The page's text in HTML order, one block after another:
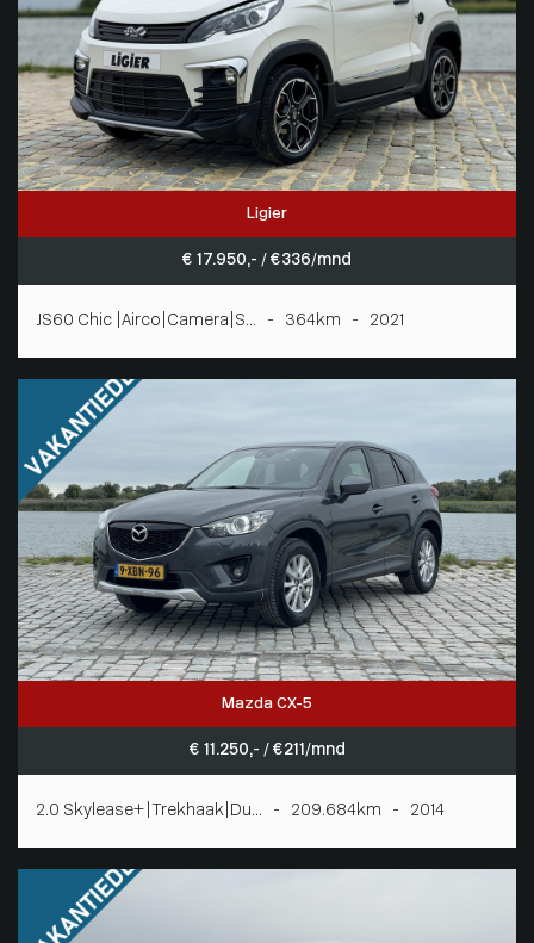
Ligier
€ 17.950,- / € 336/mnd
JS60 Chic |Airco|Camera|S... - 364km - 2021
Mazda CX-5
€ 11.250,- / € 211/mnd
2.0 Skylease+|Trekhaak|Du... - 209.684km - 2014